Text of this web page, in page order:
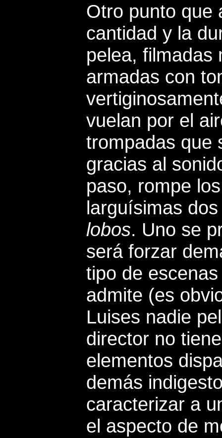
Otro punto que
cantidad y la
pelea,
armadas con
vuelan por el
trompadas que
gracias al
paso, rompe
larguísimas
lobos. Uno se
será forzar
tipo de
admite (es
Luises nadie
director no
elementos
demás
caracterizar a
el aspecto de